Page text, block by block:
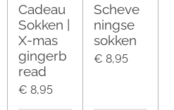
Cadeau
Sokken |
X-mas
gingerb
read
€ 8,95
Scheve
ningse
sokken
€ 8,95